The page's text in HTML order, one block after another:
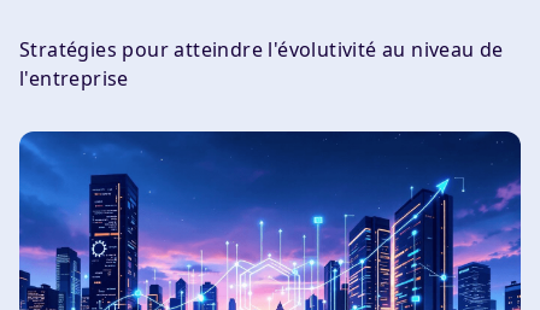
Stratégies pour atteindre l'évolutivité au niveau de
l'entreprise